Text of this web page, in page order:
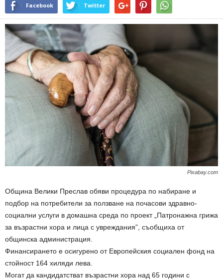
Facebook Twitter
Pixabay.com
Община Велики Преслав обяви процедура по набиране и
подбор на потребители за ползване на почасови здравно-
социални услуги в домашна среда по проект „Патронажна грижа
за възрастни хора и лица с увреждания”, съобщиха от
общинска администрация.
Финансирането е осигурено от Европейския социален фонд на
стойност 164 хиляди лева.
Могат да кандидатстват възрастни хора над 65 години с